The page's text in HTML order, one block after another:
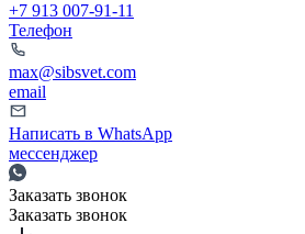
+7 913 007-91-11
Телефон
max@sibsvet.com
email
Написать в WhatsApp
мессенджер
Заказать звонок
Заказать звонок